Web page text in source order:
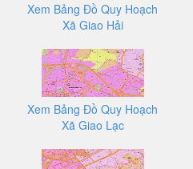
Xem Bảng Đồ Quy Hoạch
Xã Giao Hải
Xem Bảng Đồ Quy Hoạch
Xã Giao Lạc